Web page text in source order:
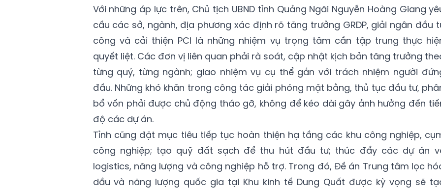
Với những áp lực trên, Chủ tịch UBND tỉnh Quảng Ngãi Nguyễn Hoàng Giang
cầu các sở, ngành, địa phương xác định rõ tăng trưởng GRDP, giải ngân đầu
công và cải thiện PCI là những nhiệm vụ trọng tâm cần tập trung thực
quyết liệt. Các đơn vị liên quan phải rà soát, cập nhật kịch bản tăng trưởng
từng quý, từng ngành; giao nhiệm vụ cụ thể gắn với trách nhiệm người
đầu. Những khó khăn trong công tác giải phóng mặt bằng, thủ tục đầu tư,
bổ vốn phải được chủ động tháo gỡ, không để kéo dài gây ảnh hưởng đến
độ các dự án.
Tỉnh cũng đặt mục tiêu tiếp tục hoàn thiện hạ tầng các khu công nghiệp,
công nghiệp; tạo quỹ đất sạch để thu hút đầu tư; thúc đẩy các dự án
logistics, năng lượng và công nghiệp hỗ trợ. Trong đó, Đề án Trung tâm lọc
dầu và năng lượng quốc gia tại Khu kinh tế Dung Quất được kỳ vọng sẽ